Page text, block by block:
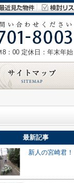
8：00 定休日：年末年始
最新記事
新人の宮崎君！